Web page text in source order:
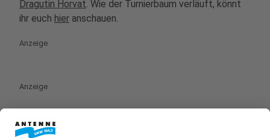
Dragutin Horvat. Wie der Turnierbaum verläuft, könnt
ihr euch hier anschauen.
Anzeige
Anzeige
So könnt ihr die Darts-WM verfolgen